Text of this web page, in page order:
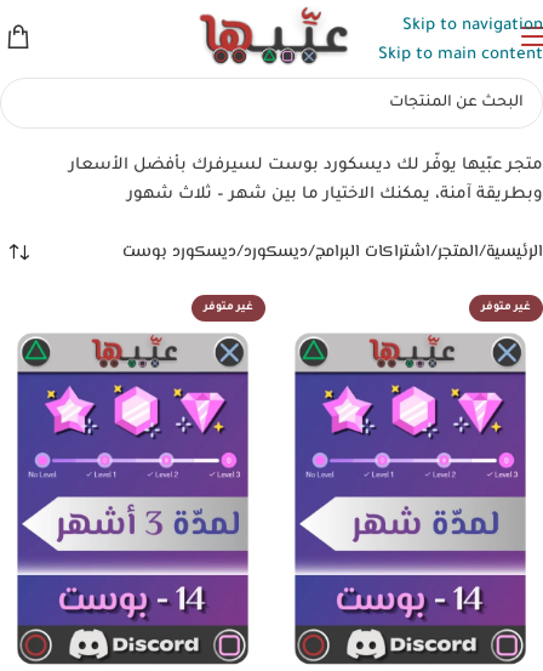
Skip to navigation
Skip to main content
متجر عبّيها يوفّر لك ديسكورد بوست لسيرفرك بأفضل الأسعار
وبطريقة آمنة، يمكنك الاختيار ما بين شهر – ثلاث شهور
الرئيسية المتجر اشتراكات البرامج ديسكورد ديسكورد بوست
غير متوفر غير متوفر